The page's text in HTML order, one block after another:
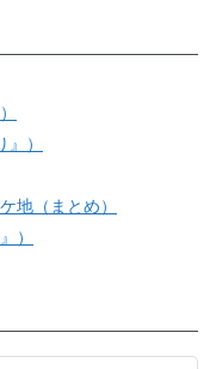
）
地（まとめ）
）